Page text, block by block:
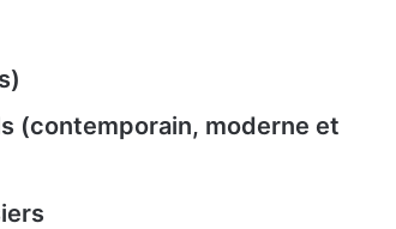
(contemporain, moderne et